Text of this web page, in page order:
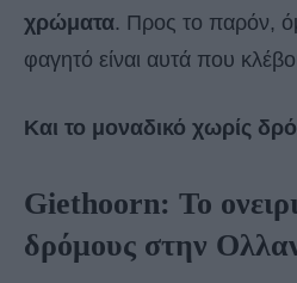
χρώματα. Προς το παρόν,
φαγητό είναι αυτά που
Και το μοναδικό χωρίς
Giethoorn: Το
δρόμους στην